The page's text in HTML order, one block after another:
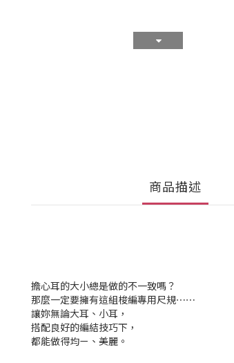
商品描述
擔心耳的大小總是做的不一致嗎？
那麼一定要擁有這組梭編專用尺規⋯⋯
讓妳無論大耳、小耳，
搭配良好的編結技巧下，
都能做得均ㄧ、美麗。